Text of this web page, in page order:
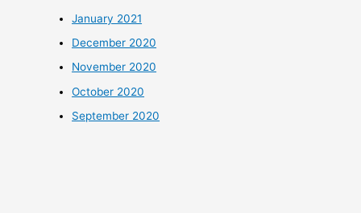
January 2021
December 2020
November 2020
October 2020
September 2020